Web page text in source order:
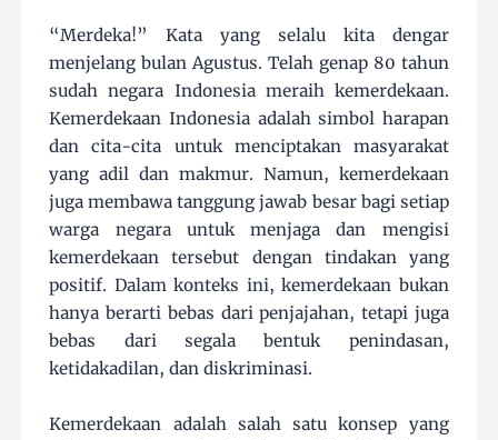
“Merdeka!” Kata yang selalu kita dengar
menjelang bulan Agustus. Telah genap 80 tahun
sudah negara Indonesia meraih kemerdekaan.
Kemerdekaan Indonesia adalah simbol harapan
dan cita-cita untuk menciptakan masyarakat
yang adil dan makmur. Namun, kemerdekaan
juga membawa tanggung jawab besar bagi setiap
warga negara untuk menjaga dan mengisi
kemerdekaan tersebut dengan tindakan yang
positif. Dalam konteks ini, kemerdekaan bukan
hanya berarti bebas dari penjajahan, tetapi juga
bebas dari segala bentuk penindasan,
ketidakadilan, dan diskriminasi.
Kemerdekaan adalah salah satu konsep yang